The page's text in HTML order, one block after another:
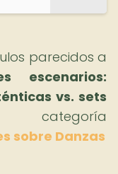
parecidos a
escenarios:
vs. sets
sobre Danzas